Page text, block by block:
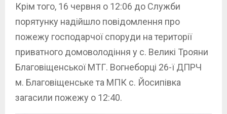
Крім того, 16 червня о 12:06 до Служби
порятунку надійшло повідомлення про
пожежу господарчої споруди на території
приватного домоволодіння у с. Великі Трояни
Благовіщенської МТГ. Вогнеборці 26-ї ДПРЧ
м. Благовіщенське та МПК с. Йосипівка
загасили пожежу о 12:40.